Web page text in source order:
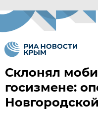
Склонял
госизмене: